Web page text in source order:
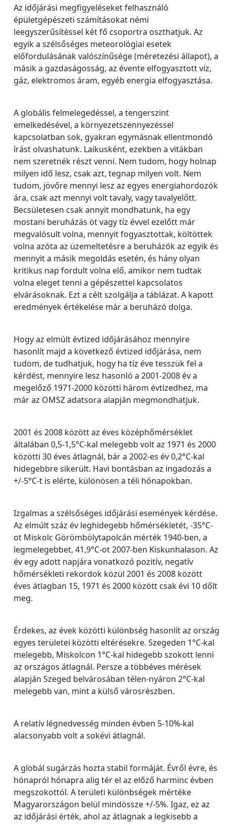
Az időjárási megfigyeléseket felhasználó
épületgépészeti számításokat némi
leegyszerűsítéssel két fő csoportra oszthatjuk. Az
egyik a szélsőséges meteorológiai esetek
előfordulásának valószínűsége (méretezési állapot), a
másik a gazdaságosság, az évente elfogyasztott víz,
gáz, elektromos áram, egyéb energia elfogyasztása.
A globális felmelegedéssel, a tengerszint
emelkedésével, a környezetszennyezéssel
kapcsolatban sok, gyakran egymásnak ellentmondó
írást olvashatunk. Laikusként, ezekben a vitákban
nem szeretnék részt venni. Nem tudom, hogy holnap
milyen idő lesz, csak azt, tegnap milyen volt. Nem
tudom, jövőre mennyi lesz az egyes energiahordozók
ára, csak azt mennyi volt tavaly, vagy tavalyelőtt.
Becsületesen csak annyit mondhatunk, ha egy
mostani beruházás öt vagy tíz évvel ezelőtt már
megvalósult volna, mennyit fogyasztottak, költöttek
volna azóta az üzemeltetésre a beruházók az egyik és
mennyit a másik megoldás esetén, és hány olyan
kritikus nap fordult volna elő, amikor nem tudtak
volna eleget tenni a gépészettel kapcsolatos
elvárásoknak. Ezt a célt szolgálja a táblázat. A kapott
eredmények értékelése már a beruházó dolga.
Hogy az elmúlt évtized időjárásához mennyire
hasonlít majd a következő évtized időjárása, nem
tudom, de tudhatjuk, hogy ha tíz éve tesszük fel a
kérdést, mennyire lesz hasonló a 2001-2008 év a
megelőző 1971-2000 közötti három évtizedhez, ma
már az OMSZ adatsora alapján megmondhatjuk.
2001 és 2008 között az éves középhőmérséklet
általában 0,5-1,5°C-kal melegebb volt az 1971 és 2000
közötti 30 éves átlagnál, bár a 2002-es év 0,2°C-kal
hidegebbre sikerült. Havi bontásban az ingadozás a
+/-5°C-t is elérte, különösen a téli hónapokban.
Izgalmas a szélsőséges időjárási események kérdése.
Az elmúlt száz év leghidegebb hőmérsékletét, -35°C-
ot Miskolc Görömbölytapolcán mérték 1940-ben, a
legmelegebbet, 41,9°C-ot 2007-ben Kiskunhalason. Az
év egy adott napjára vonatkozó pozitív, negatív
hőmérsékleti rekordok közül 2001 és 2008 között
éves átlagban 15, 1971 és 2000 között csak évi 10 dőlt
meg.
Érdekes, az évek közötti különbség hasonlít az ország
egyes területei közötti eltérésekre. Szegeden 1°C-kal
melegebb, Miskolcon 1°C-kal hidegebb szokott lenni
az országos átlagnál. Persze a többéves mérések
alapján Szeged belvárosában télen-nyáron 2°C-kal
melegebb van, mint a külső városrészben.
A relatív légnedvesség minden évben 5-10%-kal
alacsonyabb volt a sokévi átlagnál.
A globál sugárzás hozta stabil formáját. Évről évre, és
hónapról hónapra alig tér el az előző harminc évben
megszokottól. A területi különbségek mértéke
Magyarországon belül mindössze +/-5%. Igaz, ez az
az időjárási érték, ahol az átlagnak a legkisebb a